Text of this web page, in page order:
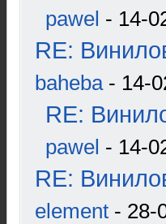
pawel - 14-
RE:
baheba- 14-
RE:
pawel - 14-
RE:
element - 28-